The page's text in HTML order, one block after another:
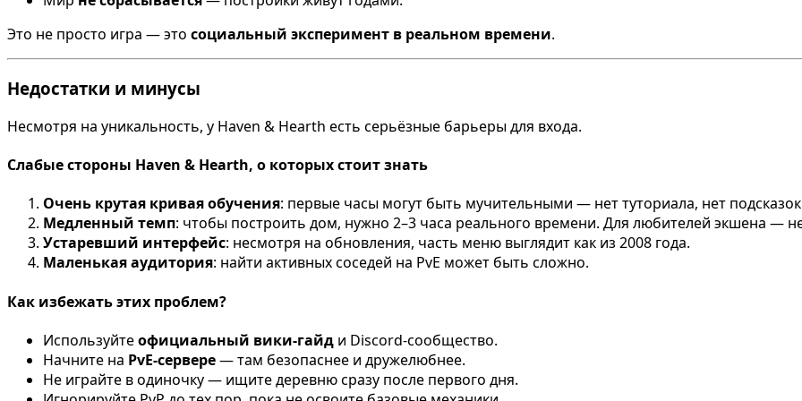
Это не просто игра — это социальный эксперимент в реальном времени.
Недостатки и минусы
Несмотря на уникальность, у Haven & Hearth есть серьёзные барьеры для входа.
Слабые стороны Haven & Hearth, о которых стоит знать
Очень крутая кривая обучения: первые часы могут быть мучительными — нет туториала, нет
Медленный темп: чтобы построить дом, нужно 2–3 часа реального времени. Для любителей экшена —
Устаревший интерфейс: несмотря на обновления, часть меню выглядит как из 2008 года.
Маленькая аудитория: найти активных соседей на PvE может быть сложно.
Как избежать этих проблем?
Используйтеофициальный вики-гайд и Discord-сообщество.
Начните на PvE-сервере— там безопаснее и дружелюбнее.
Не играйте в одиночку — ищите деревню сразу после первого дня.